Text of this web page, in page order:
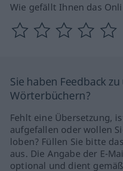
Wie gefällt Ihnen das
Sie haben Feedback
Wörterbüchern?
Fehlt eine Übersetzung,
aufgefallen oder wollen
loben? Füllen Sie bitte
aus. Die Angabe der E-
optional und dient